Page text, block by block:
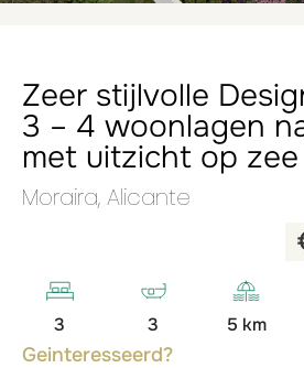
Zeer stijlvolle
3 – 4 woonlagen
met uitzicht op zee
Moraira, Alicante
3 3 5 km
Geinteresseerd?